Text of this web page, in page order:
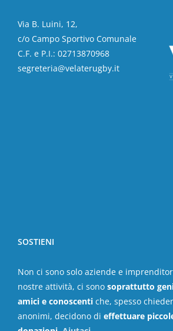
Via B. Luini, 12,
c/o Campo Sportivo Comunale
C.F. e P.I.: 02713870968
segreteria@velaterugby.it
SOSTIENI
Non ci sono solo aziende e
nostre attività, ci sono soprattutto
amici e conoscenti che, spesso
anonimi, decidono di effettuare